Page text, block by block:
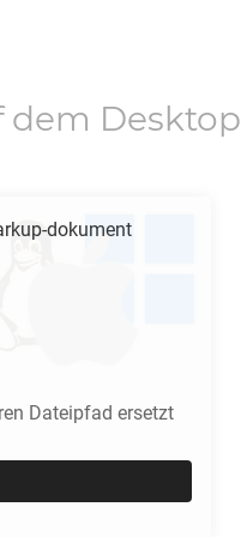
Desktop
dokument
Dateipfad ersetzt